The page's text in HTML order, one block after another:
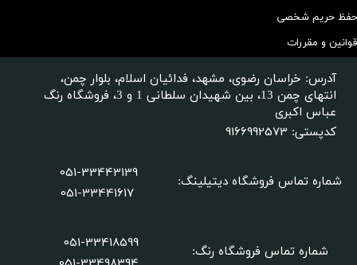
حفظ حریم شخصی
قوانین و مقررات
شماره تماس فروشگاه دیتیلینگ:
051-33443139
051-33441617
آدرس: خراسان رضوی، مشهد، فدائیان اسلام، بلوار چمن،
انتهای چمن 13، بین شهیدان سلطانی 1 و 3، فروشگاه رنگ
عباس اکبری
کدپستی: 9166992573
شماره تماس فروشگاه رنگ:
051-33418599